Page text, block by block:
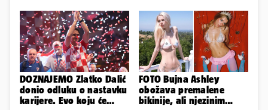
DOZNAJEMO Zlatko Dalić
donio odluku o nastavku
karijere. Evo koju će
FOTO Bujna Ashley
obožava premalene
bikinije, ali njezinim